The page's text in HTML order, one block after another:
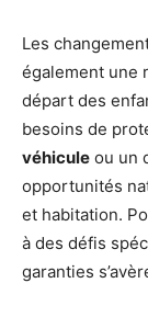
Les
également une
départ des
besoins de
véhicule ou un
opportunités
et habitation.
à des défis
garanties